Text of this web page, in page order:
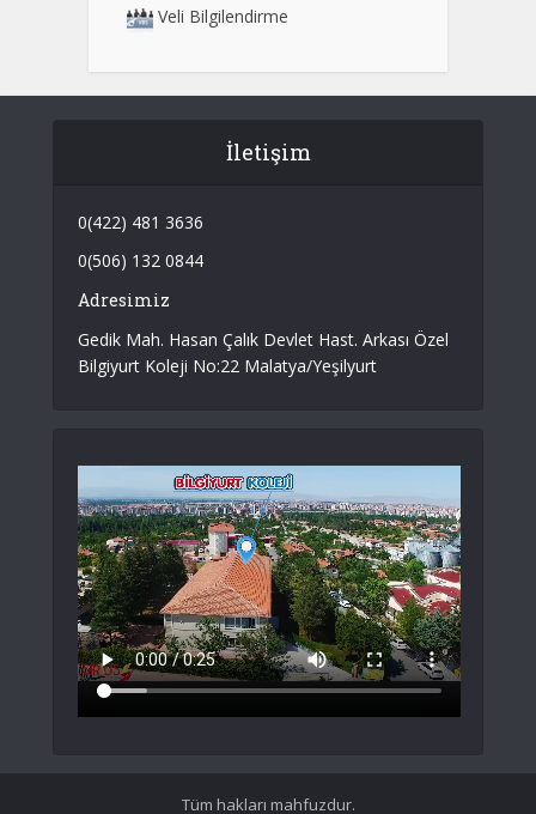
Veli Bilgilendirme
İletişim
0(422) 481 3636
0(506) 132 0844
Adresimiz
Gedik Mah. Hasan Çalık Devlet Hast. Arkası Özel
Bilgiyurt Koleji No:22 Malatya/Yeşilyurt
Tüm hakları mahfuzdur.